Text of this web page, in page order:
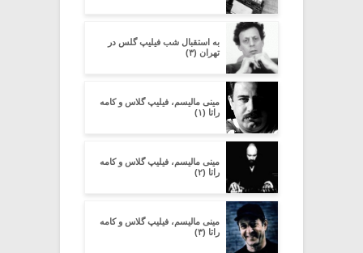
به استقبال شب فیلیپ گلس در
تهران (۳)
مینی مالیسم، فیلیپ گلاس و کامه
راتا (۱)
مینی مالیسم، فیلیپ گلاس و کامه
راتا (۲)
مینی مالیسم، فیلیپ گلاس و کامه
راتا (۳)